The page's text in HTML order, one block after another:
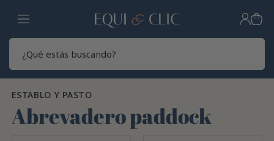
Hogar
ESTABLO Y PASTO
Abrevadero paddock